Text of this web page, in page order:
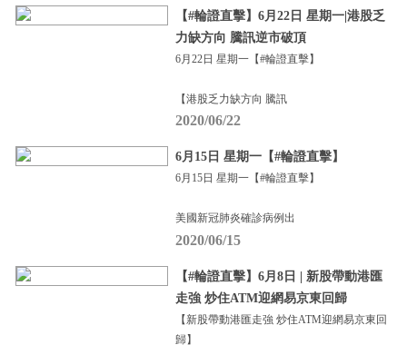
【#輪證直擊】6月22日 星期一|港股乏
力缺方向 騰訊逆市破頂
6月22日 星期一【#輪證直擊】
【港股乏力缺方向 騰訊
2020/06/22
6月15日 星期一【#輪證直擊】
6月15日 星期一【#輪證直擊】
美國新冠肺炎確診病例出
2020/06/15
【#輪證直擊】6月8日 | 新股帶動港匯
走強 炒住ATM迎網易京東回歸
【新股帶動港匯走強 炒住ATM迎網易京東回
歸】